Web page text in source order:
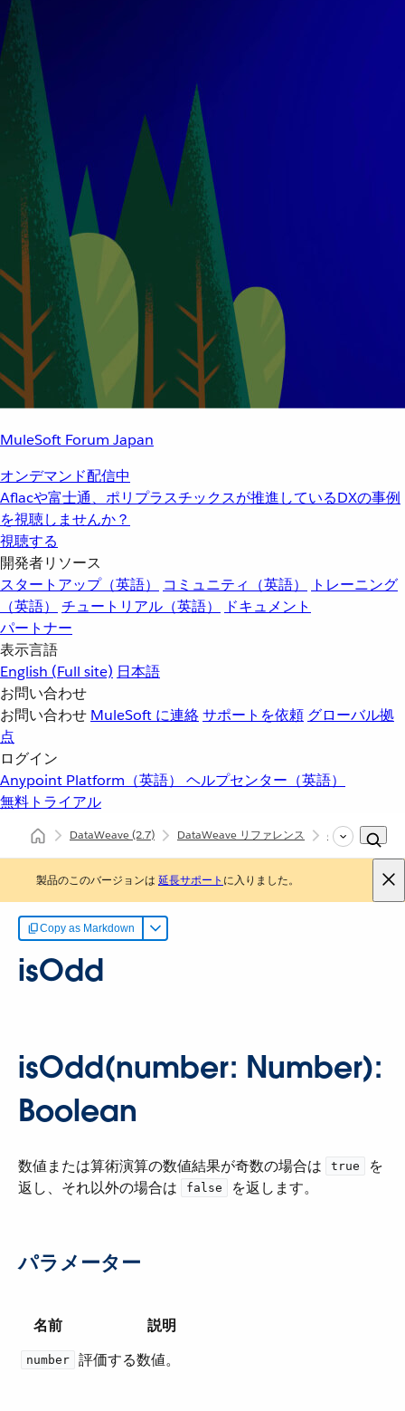
MuleSoft Forum Japan
オンデマンド配信中
Aflacや富士通、ポリプラスチックスが推進しているDXの事例
を視聴しませんか？
視聴する
開発者リソース
スタートアップ（英語）
コミュニティ（英語）
トレーニング
（英語）
チュートリアル（英語）
ドキュメント
パートナー
表示言語
English (Full site) 日本語
お問い合わせ
お問い合わせ MuleSoft に連絡サポートを依頼 グローバル拠
点
ログイン
Anypoint Platform（英語） ヘルプセンター（英語）
無料トライアル
DataWeave(2.7) DataWeave リファレンス dw::Core
製品のこのバージョンは 延長サポート に入りました。
Copy as Markdown
isOdd
isOdd(number: Number):
Boolean
数値または算術演算の数値結果が奇数の場合は ​ true
​ を
返し、それ以外の場合は ​
false ​ を返します。
パラメーター
名前 説明
number 評価する数値。